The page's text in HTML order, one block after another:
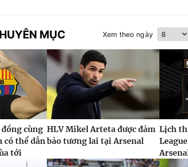
MỤC Xem theo ngày
cùng
có thể dẫn
tới
HLV Mikel Arteta được đảm
bảo tương lai tại Arsenal
Lịch